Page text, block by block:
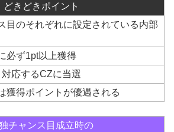
どきどきポイント
目のそれぞれに設定されている内部
必ず1pt以上獲得
応するCZに当選
獲得ポイントが優遇される
チャンス目成立時の